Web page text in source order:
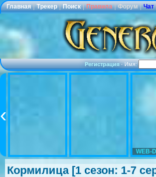
Главная | Трекер | Поиск | Правила | Форум | Чат
Регистрация·Имя:
WEB-
Кормилица [1 сезон: 1-7